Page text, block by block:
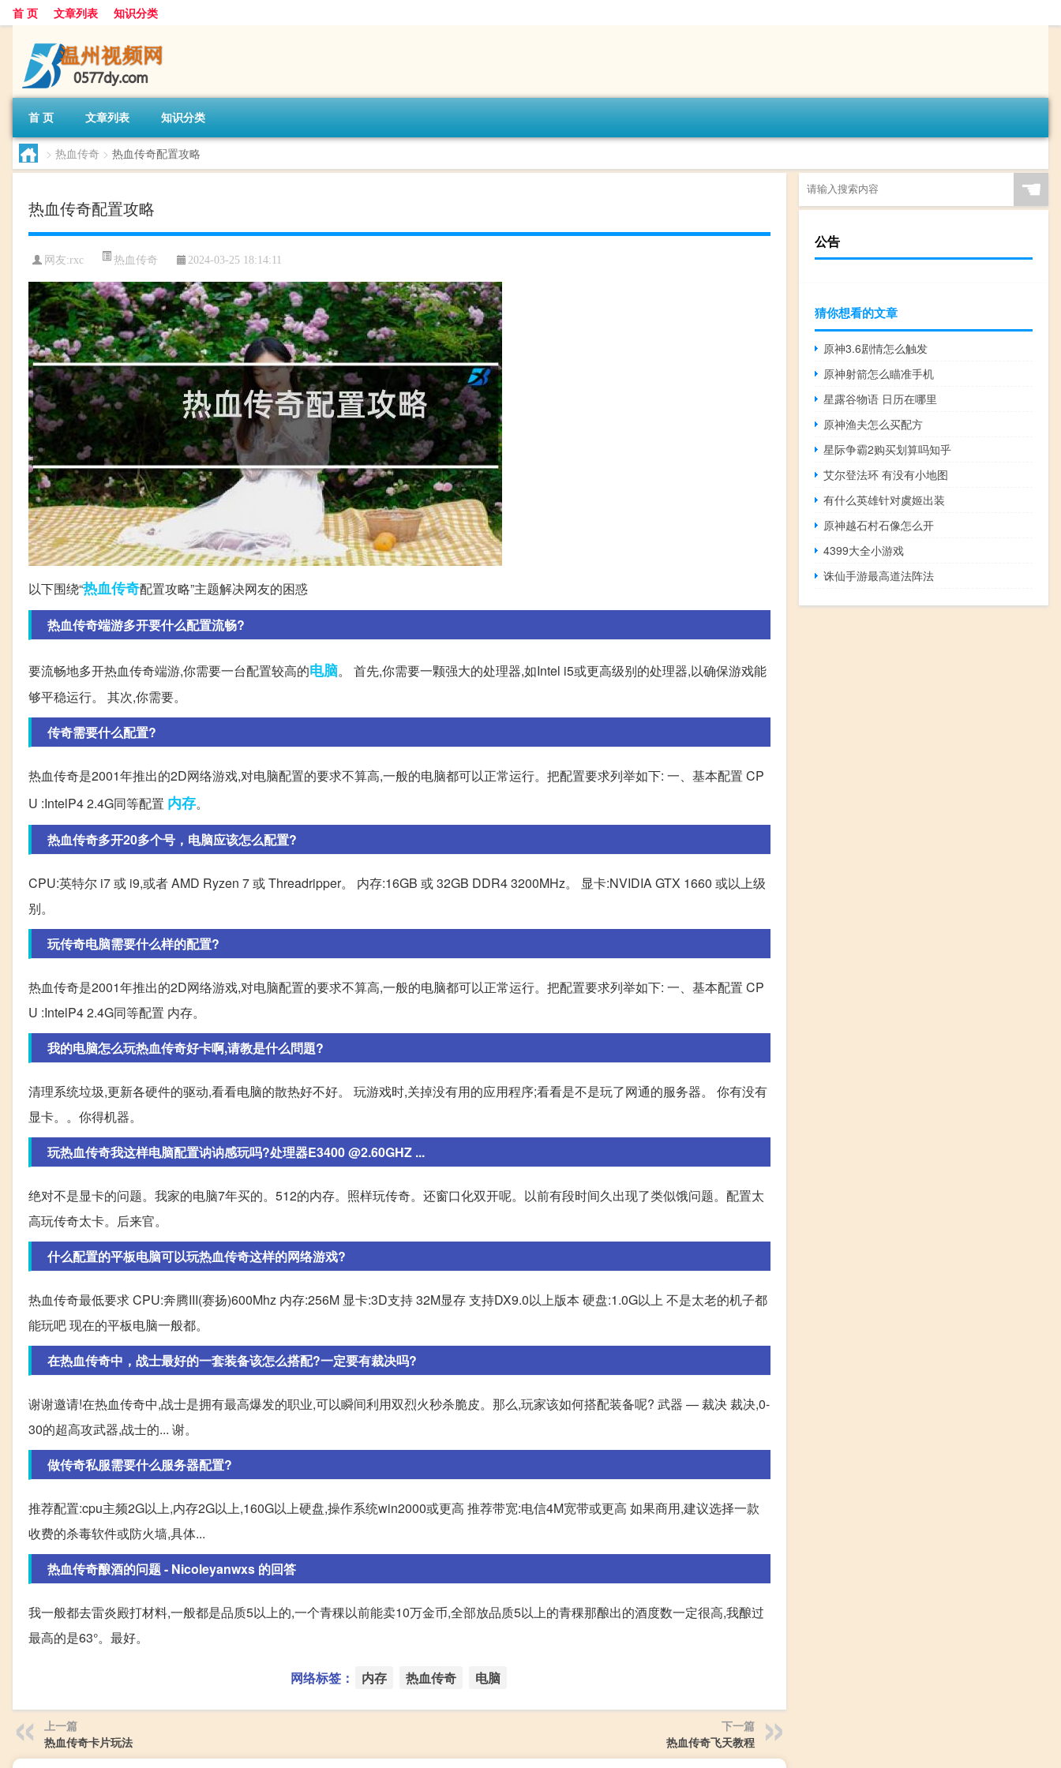
首 页 文章列表 知识分类
首 页 文章列表 知识分类
> 热血传奇 > 热血传奇配置攻略
热血传奇配置攻略
网友:rxc 热血传奇 2024-03-25 18:14:11
以下围绕“热血传奇配置攻略”主题解决网友的困惑
热血传奇端游多开要什么配置流畅?
要流畅地多开热血传奇端游,你需要一台配置较高的电脑。 首先,你需要一颗强大的处理器,如Intel i5或更高级别的处理器,以确保游戏能
够平稳运行。 其次,你需要。
传奇需要什么配置?
热血传奇是2001年推出的2D网络游戏,对电脑配置的要求不算高,一般的电脑都可以正常运行。把配置要求列举如下: 一、基本配置 CP
U :IntelP4 2.4G同等配置 内存。
热血传奇多开20多个号，电脑应该怎么配置?
CPU:英特尔 i7 或 i9,或者 AMD Ryzen 7 或 Threadripper。 内存:16GB 或 32GB DDR4 3200MHz。 显卡:NVIDIA GTX 1660 或以上级
别。
玩传奇电脑需要什么样的配置?
热血传奇是2001年推出的2D网络游戏,对电脑配置的要求不算高,一般的电脑都可以正常运行。把配置要求列举如下: 一、基本配置 CP
U :IntelP4 2.4G同等配置 内存。
我的电脑怎么玩热血传奇好卡啊,请教是什么問題?
清理系统垃圾,更新各硬件的驱动,看看电脑的散热好不好。 玩游戏时,关掉没有用的应用程序;看看是不是玩了网通的服务器。 你有没有
显卡。。你得机器。
玩热血传奇我这样电脑配置讷讷感玩吗?处理器E3400 @2.60GHZ ...
绝对不是显卡的问题。我家的电脑7年买的。512的内存。照样玩传奇。还窗口化双开呢。以前有段时间久出现了类似饿问题。配置太
高玩传奇太卡。后来官。
什么配置的平板电脑可以玩热血传奇这样的网络游戏?
热血传奇最低要求 CPU:奔腾III(赛扬)600Mhz 内存:256M 显卡:3D支持 32M显存 支持DX9.0以上版本 硬盘:1.0G以上 不是太老的机子都
能玩吧 现在的平板电脑一般都。
在热血传奇中，战士最好的一套装备该怎么搭配?一定要有裁决吗?
谢谢邀请!在热血传奇中,战士是拥有最高爆发的职业,可以瞬间利用双烈火秒杀脆皮。那么,玩家该如何搭配装备呢? 武器 — 裁决 裁决,0-
30的超高攻武器,战士的... 谢。
做传奇私服需要什么服务器配置?
推荐配置:cpu主频2G以上,内存2G以上,160G以上硬盘,操作系统win2000或更高 推荐带宽:电信4M宽带或更高 如果商用,建议选择一款
收费的杀毒软件或防火墙,具体...
热血传奇酿酒的问题 - Nicoleyanwxs 的回答
我一般都去雷炎殿打材料,一般都是品质5以上的,一个青稞以前能卖10万金币,全部放品质5以上的青稞那酿出的酒度数一定很高,我酿过
最高的是63°。最好。
网络标签： 内存 热血传奇 电脑
上一篇
热血传奇卡片玩法
下一篇
热血传奇飞天教程
☚
公告
猜你想看的文章
原神3.6剧情怎么触发
原神射箭怎么瞄准手机
星露谷物语 日历在哪里
原神渔夫怎么买配方
星际争霸2购买划算吗知乎
艾尔登法环 有没有小地图
有什么英雄针对虞姬出装
原神越石村石像怎么开
4399大全小游戏
诛仙手游最高道法阵法